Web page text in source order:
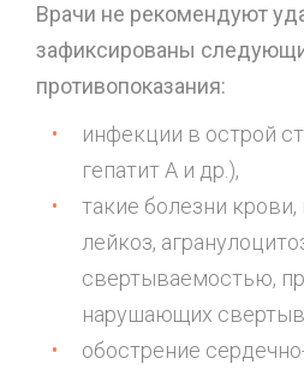
Врачи не рекомендуют
зафиксированы
противопоказания:
инфекции в острой
гепатит А и др.),
такие болезни
лейкоз,
свертываемостью,
нарушающих
обострение